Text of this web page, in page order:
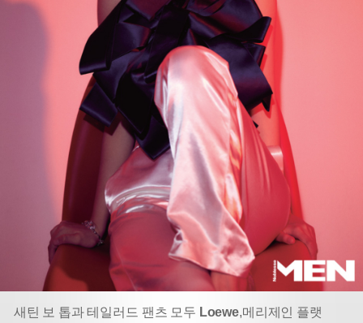
새틴 보 톱과 테일러드 팬츠 모두 Loewe,메리제인 플랫